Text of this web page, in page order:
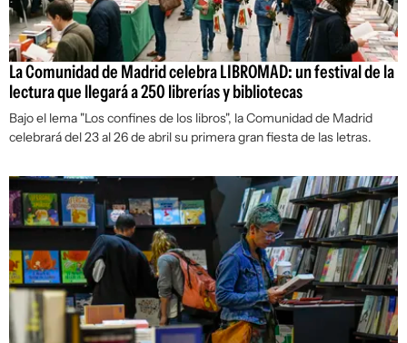
La Comunidad de Madrid celebra LIBROMAD: un festival de la
lectura que llegará a 250 librerías y bibliotecas
Bajo el lema "Los confines de los libros", la Comunidad de Madrid
celebrará del 23 al 26 de abril su primera gran fiesta de las letras.